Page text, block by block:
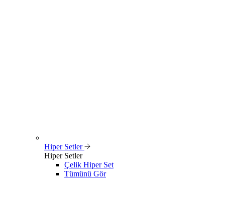
Hiper Setler
Hiper Setler
Çelik Hiper Set
Tümünü Gör